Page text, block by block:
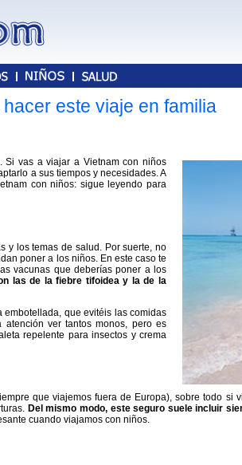
este viaje en familia
Si vas a viajar a Vietnam con niños
a sus tiempos y necesidades. A
con niños: sigue leyendo para
y los temas de salud. Por suerte, no
poner a los niños. En este caso te
vacunas que deberías poner a los
las de la fiebre tifoidea y la de la
que evitéis las comidas
ver tantos monos, pero es
repelente para insectos y crema
que viajemos fuera de Europa), sobre todo si
Del mismo modo, este seguro suele incluir
cuando viajamos con niños.